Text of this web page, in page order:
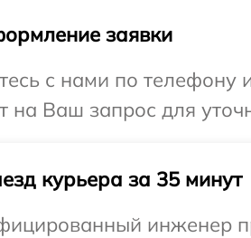
заявки
с нами по телефону
на Ваш запрос для
курьера за 35 минут
инженер